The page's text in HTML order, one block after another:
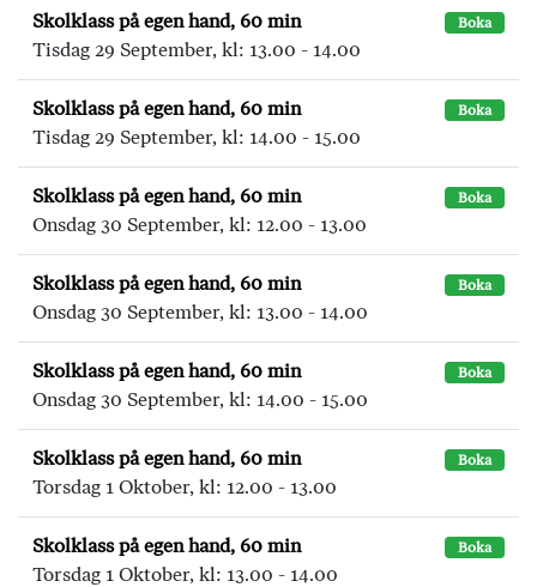
Skolklass på egen hand, 60 min Boka
Tisdag 29 September, kl: 13.00 - 14.00
Skolklass på egen hand, 60 min Boka
Tisdag 29 September, kl: 14.00 - 15.00
Skolklass på egen hand, 60 min Boka
Onsdag 30 September, kl: 12.00 - 13.00
Skolklass på egen hand, 60 min Boka
Onsdag 30 September, kl: 13.00 - 14.00
Skolklass på egen hand, 60 min Boka
Onsdag 30 September, kl: 14.00 - 15.00
Skolklass på egen hand, 60 min Boka
Torsdag 1 Oktober, kl: 12.00 - 13.00
Skolklass på egen hand, 60 min Boka
Torsdag 1 Oktober, kl: 13.00 - 14.00